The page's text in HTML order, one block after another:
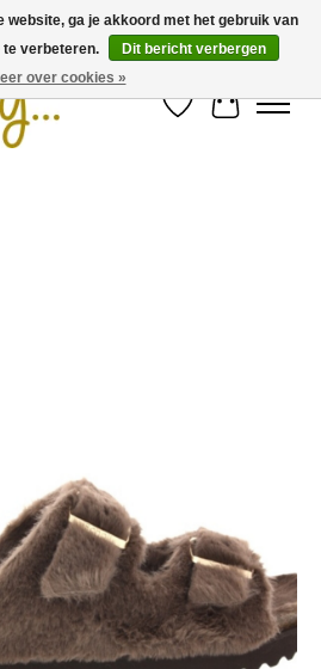
Verlanglijst
website, ga je akkoord met het gebruik van
te verbeteren.
Dit bericht verbergen
over cookies »